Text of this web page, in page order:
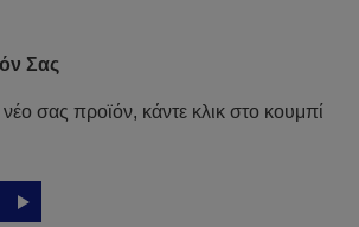
Σας
σας προϊόν, κάντε κλικ στο κουμπί